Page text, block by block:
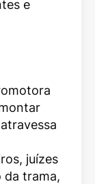
e
juízes
da trama,